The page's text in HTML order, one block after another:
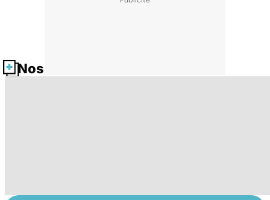
Nos fiches santé